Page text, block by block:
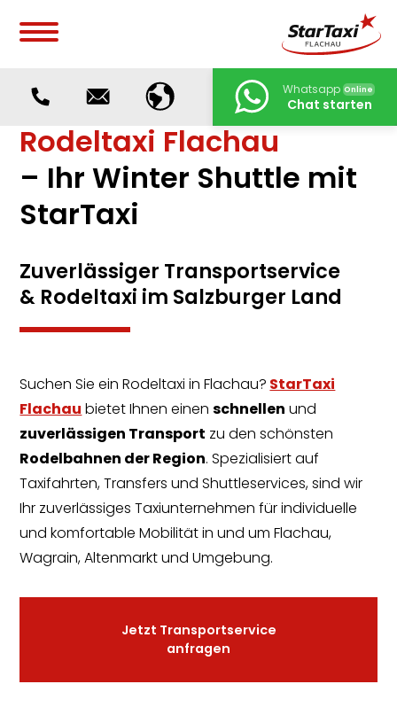
Whatsapp Online
Chat starten
Rodeltaxi Flachau
– Ihr Winter Shuttle mit
StarTaxi
Zuverlässiger Transportservice
& Rodeltaxi im Salzburger Land
Suchen Sie ein Rodeltaxi in Flachau? StarTaxi
Flachau bietet Ihnen einenschnellen und
zuverlässigen Transport zu den schönsten
Rodelbahnen der Region. Spezialisiert auf
Taxifahrten, Transfers und Shuttleservices, sind wir
Ihr zuverlässiges Taxiunternehmen für individuelle
und komfortable Mobilität in und um Flachau,
Wagrain, Altenmarkt und Umgebung.
Jetzt Transportservice
anfragen